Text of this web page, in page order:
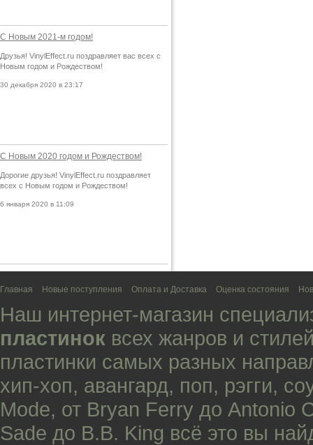
С Новым 2021-м годом!
Друзья! VinylEffect.ru поздравляет вас всех с
Новым годом и Рождеством!
30 декабря 2020 в 23:17
С Новым 2020 годом и Рождеством!
Дорогие друзья! VinylEffect.ru поздравляет
всех с Новым годом и Рождеством!
6 января 2020 в 11:09
Главная Новые поступления Оплата и Доставка Оценка состояния
Наш интернет-магазин
пластинок всех жанров и
пластинки самых разных
хип-хоп, авангард, поп, рэгги,
Mode, от Bryan Ferry до Antonio
Sade до B.B. King всё это вы